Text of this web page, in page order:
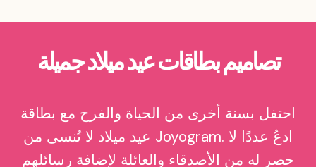
تصاميم بطاقات عيد ميلاد جميلة
احتفل بسنة أخرى من الحياة والفرح مع بطاقة
عيد ميلاد لا تُنسى من Joyogram. ادعُ عددًا لا
حصر له من الأصدقاء والعائلة لإضافة رسائلهم